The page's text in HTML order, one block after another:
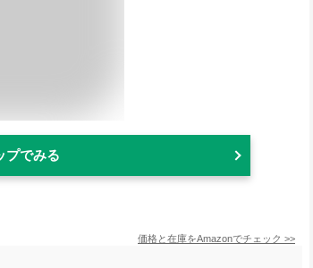
プでみる
価格と在庫をAmazonでチェック >>